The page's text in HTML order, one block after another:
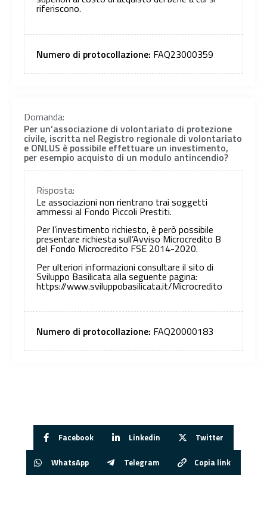
riferiscono.
Numero di protocollazione: FAQ23000359
Domanda:
Per un’associazione di volontariato di protezione
civile, iscritta nel Registro regionale di volontariato
e ONLUS è possibile effettuare un investimento,
per esempio acquisto di un modulo antincendio?
Risposta:
Le associazioni non rientrano trai soggetti
ammessi al Fondo Piccoli Prestiti.
Per l’investimento richiesto, è però possibile
presentare richiesta sull’Avviso Microcredito B
del Fondo Microcredito FSE 2014-2020.
Per ulteriori informazioni consultare il sito di
Sviluppo Basilicata alla seguente pagina:
https://www.sviluppobasilicata.it/Microcredito
Numero di protocollazione: FAQ20000183
Facebook Linkedin Twitter
WhatsApp Telegram Copia link